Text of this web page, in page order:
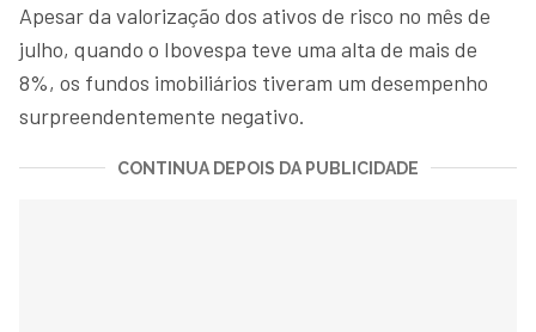
Apesar da valorização dos ativos de risco no mês de
julho, quando o Ibovespa teve uma alta de mais de
8%, os fundos imobiliários tiveram um desempenho
surpreendentemente negativo.
CONTINUA DEPOIS DA PUBLICIDADE